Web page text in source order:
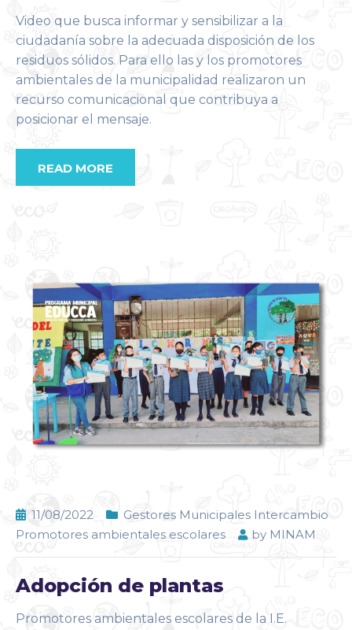
Video que busca informar y sensibilizar a la
ciudadanía sobre la adecuada disposición de los
residuos sólidos. Para ello las y los promotores
ambientales de la municipalidad realizaron un
recurso comunicacional que contribuya a
posicionar el mensaje.
READ MORE
11/08/2022
Gestores Municipales Intercambio
Promotores ambientales escolares
by MINAM
Adopción de plantas
Promotores ambientales escolares de la I.E.